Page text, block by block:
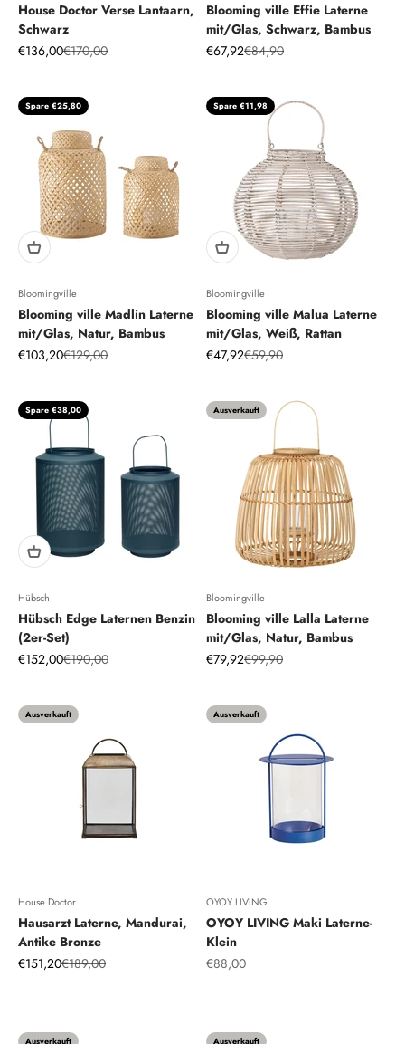
House Doctor Verse Lantaarn,
Schwarz
Angebot
€136,00Regulärer Preis
€170,00
Blooming ville Effie Laterne
mit/Glas, Schwarz, Bambus
Angebot
€67,92Regulärer Preis
€84,90
Spare €25,80
Bloomingville
Blooming ville Madlin Laterne
mit/Glas, Natur, Bambus
Angebot
€103,20Regulärer Preis
€129,00
Spare €11,98
Bloomingville
Blooming ville Malua Laterne
mit/Glas, Weiß, Rattan
Angebot
€47,92Regulärer Preis
€59,90
Spare €38,00
Hübsch
Hübsch Edge Laternen Benzin
(2er-Set)
Angebot
€152,00Regulärer Preis
€190,00
Ausverkauft
Bloomingville
Blooming ville Lalla Laterne
mit/Glas, Natur, Bambus
Angebot
€79,92Regulärer Preis
€99,90
Ausverkauft
House Doctor
Hausarzt Laterne, Mandurai,
Antike Bronze
Angebot
€151,20Regulärer Preis
€189,00
Ausverkauft
OYOY LIVING
OYOY LIVING Maki Laterne-
Klein
Angebot
€88,00
Ausverkauft Ausverkauft